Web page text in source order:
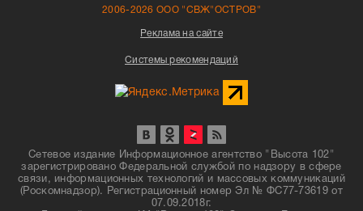
2006-2026 ООО "СВЖ"ОСТРОВ"
Реклама на сайте
Системы рекомендаций
Сетевое издание Информационное агентство "Высота 102"
зарегистрировано Федеральной службой по надзору в сфере
связи, информационных технологий и массовых коммуникаций
(Роскомнадзор). Регистрационный номер Эл № ФС77-73619 от
07.09.2018г.